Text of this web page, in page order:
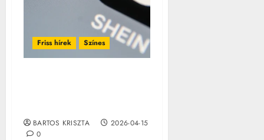
Friss hírek Színes
BARTOS KRISZTA
2026-04-15
0